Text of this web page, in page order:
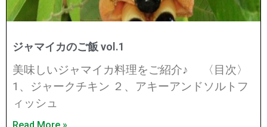
ジャマイカのご飯 vol.1
美味しいジャマイカ料理をご紹介♪ 〈目次〉
1、ジャークチキン ２、アキーアンドソルトフ
ィッシュ
Read More »